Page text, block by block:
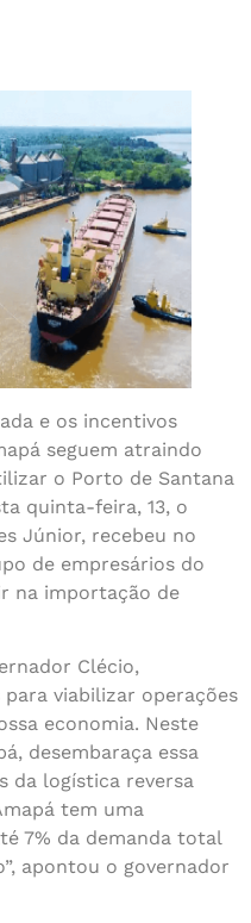
e os incentivos
seguem atraindo
o Porto de Santana
quinta-feira, 13, o
Júnior, recebeu no
de empresários do
na importação de
Clécio,
viabilizar operações
economia. Neste
desembaraça essa
da logística reversa
tem uma
7% da demanda total
apontou o governador